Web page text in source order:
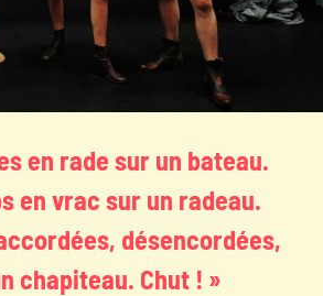
en rade sur un bateau.
en vrac sur un radeau.
désencordées,
chapiteau. Chut ! »